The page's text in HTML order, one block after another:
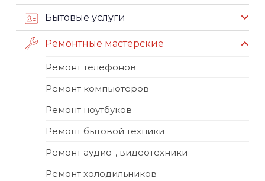
Бытовые услуги
Ремонтные мастерские
Ремонт телефонов
Ремонт компьютеров
Ремонт ноутбуков
Ремонт бытовой техники
Ремонт аудио-, видеотехники
Ремонт холодильников